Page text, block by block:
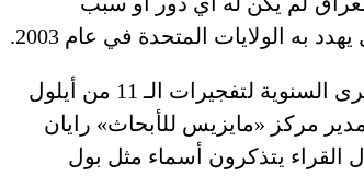
الولايات المتحدة في عام 2003.
وفي دراسة في موقع مجلته التي تصدر في النمسا بمناسبة الذكرى السنوية لتفجيرات الـ 11 من أيلول
يقول مدير مركز «مايزيس للأبحاث» رايان
القراء يتذكرون أسماء مثل بول